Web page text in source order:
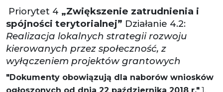
Priorytet 4 „Zwiększenie zatrudnienia i
spójności terytorialnej” Działanie 4.2:
Realizacja lokalnych strategii rozwoju
kierowanych przez społeczność, z
wyłączeniem projektów grantowych
"Dokumenty obowiązują dla naborów wniosków